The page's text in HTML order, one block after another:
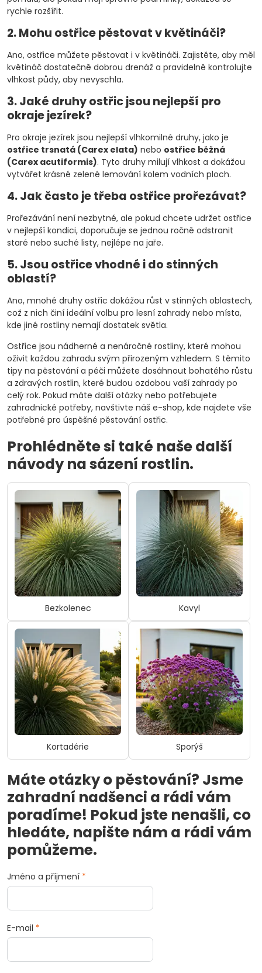
rychle rozšířit.
2. Mohu ostřice pěstovat v květináči?
Ano, ostřice můžete pěstovat i v květináči. Zajistěte, aby měl
květináč dostatečně dobrou drenáž a pravidelně kontrolujte
vlhkost půdy, aby nevyschla.
3. Jaké druhy ostřic jsou nejlepší pro
okraje jezírek?
Pro okraje jezírek jsou nejlepší vlhkomilné druhy, jako je
ostřice trsnatá (Carex elata) nebo ostřice běžná
(Carex acutiformis). Tyto druhy milují vlhkost a dokážou
vytvářet krásné zelené lemování kolem vodních ploch.
4. Jak často je třeba ostřice prořezávat?
Prořezávání není nezbytné, ale pokud chcete udržet ostřice
v nejlepší kondici, doporučuje se jednou ročně odstranit
staré nebo suché listy, nejlépe na jaře.
5. Jsou ostřice vhodné i do stinných
oblastí?
Ano, mnohé druhy ostřic dokážou růst v stinných oblastech,
což z nich činí ideální volbu pro lesní zahrady nebo místa,
kde jiné rostliny nemají dostatek světla.
Ostřice jsou nádherné a nenáročné rostliny, které mohou
oživit každou zahradu svým přirozeným vzhledem. S těmito
tipy na pěstování a péči můžete dosáhnout bohatého růstu
a zdravých rostlin, které budou ozdobou vaší zahrady po
celý rok. Pokud máte další otázky nebo potřebujete
zahradnické potřeby, navštivte náš e-shop, kde najdete vše
potřebné pro úspěšné pěstování ostřic.
Prohlédněte si také naše další
návody na sázení rostlin.
Bezkolenec Kavyl
Kortadérie Sporýš
Máte otázky o pěstování? Jsme
zahradní nadšenci a rádi vám
poradíme! Pokud jste nenašli, co
hledáte, napište nám a rádi vám
pomůžeme.
Jméno a příjmení *
E-mail *